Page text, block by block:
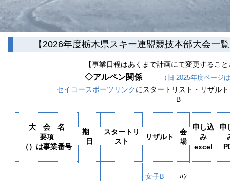
【2026年度栃木県スキー連盟競技本部大会一
【事業日程はあくまで計画にて変更するこ
◇アルペン関係 （旧 2025年度ページ
セイコースポーツリンクにスタートリスト・リザル
B
大　会　名
要項
（）は事業番号
期
日
スタートリ
スト
リザルト
会
場
申し込
み
excel
申
女子B
ﾊﾝ